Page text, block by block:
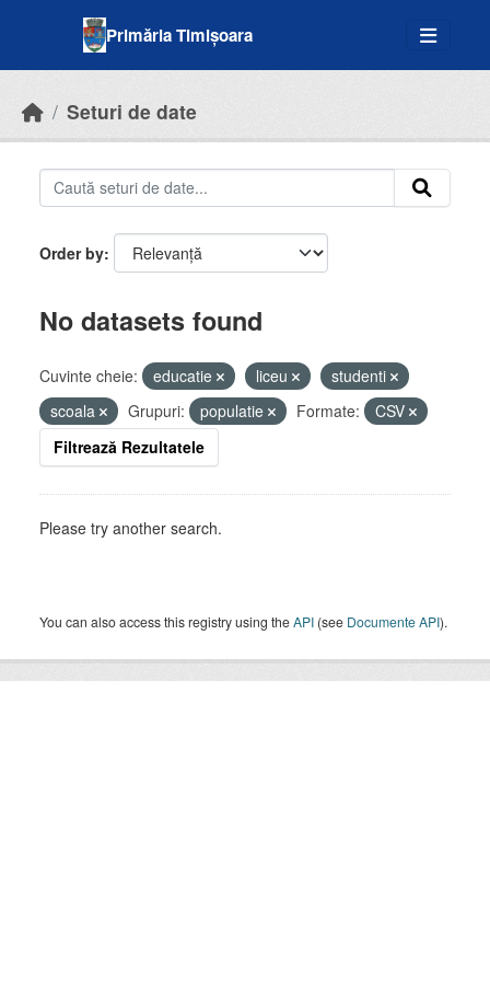
Primăria Timișoara
Seturi de date
Order by
No datasets found
Cuvinte cheie: educatie liceu
studenti
scoala
Grupuri: populatie Formate:
CSV
Filtrează Rezultatele
Please try another search.
You can also access this registry using theAPI (see Documente API).